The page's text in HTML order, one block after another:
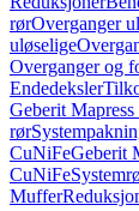
rørOverganger
uløselige
Overganger og
Endedeksler
Geberit
rør
CuNiFeGeberit
CuNiFe
Muffer